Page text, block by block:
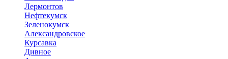
Лермонтов
Нефтекумск
Зеленокумск
Александровское
Курсавка
Дивное